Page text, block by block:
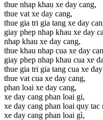
thue nhap khau xe day cang,
thue vat xe day cang,
thue gia tri gia tang xe day
giay phep nhap khau xe day
nhap khau xe day cang,
thue khau nhap cua xe day
giay phep nhap khau cua xe
thue gia tri gia tang cua xe
thue vat cua xe day cang,
phan loai xe day cang,
xe day cang phan loai gi,
xe day cang phan loai quy tac
xe day cang phan loai gì,